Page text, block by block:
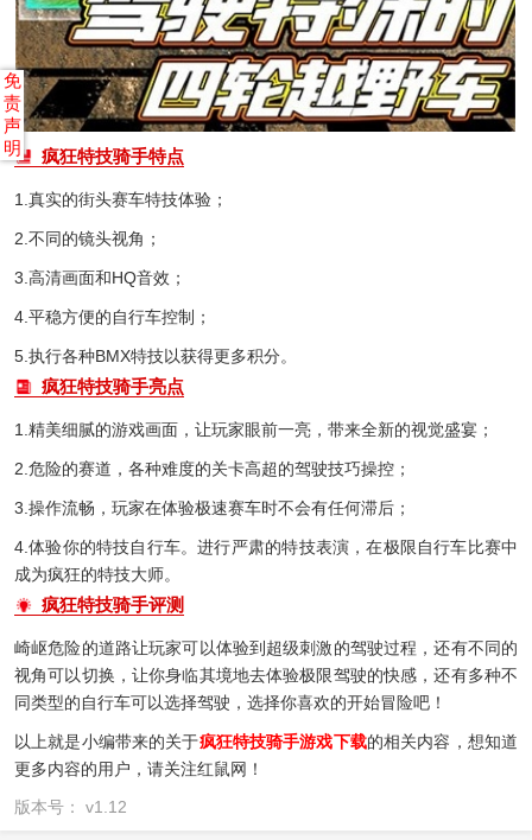
疯狂特技骑手特点
1.真实的街头赛车特技体验；
2.不同的镜头视角；
3.高清画面和HQ音效；
4.平稳方便的自行车控制；
5.执行各种BMX特技以获得更多积分。
疯狂特技骑手亮点
1.精美细腻的游戏画面，让玩家眼前一亮，带来全新的视觉盛宴；
2.危险的赛道，各种难度的关卡高超的驾驶技巧操控；
3.操作流畅，玩家在体验极速赛车时不会有任何滞后；
4.体验你的特技自行车。进行严肃的特技表演，在极限自行车比赛中
成为疯狂的特技大师。
疯狂特技骑手评测
崎岖危险的道路让玩家可以体验到超级刺激的驾驶过程，还有不同的
视角可以切换，让你身临其境地去体验极限驾驶的快感，还有多种不
同类型的自行车可以选择驾驶，选择你喜欢的开始冒险吧！
以上就是小编带来的关于疯狂特技骑手游戏下载的相关内容，想知道
更多内容的用户，请关注红鼠网！
版本号： v1.12
免
责
声
明